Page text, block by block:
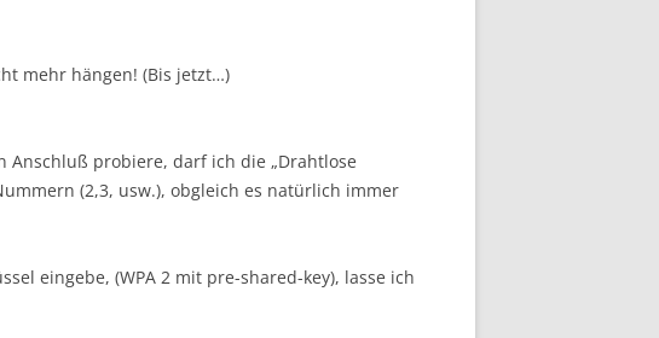
mehr hängen! (Bis jetzt…)
Anschluß probiere, darf ich die „Drahtlose
(2,3, usw.), obgleich es natürlich immer
eingebe, (WPA 2 mit pre-shared-key), lasse ich